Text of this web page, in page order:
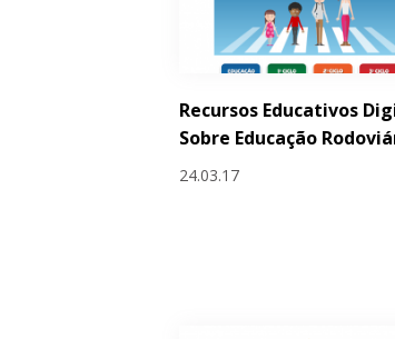
Recursos Educativos
Sobre Educação
24.03.17